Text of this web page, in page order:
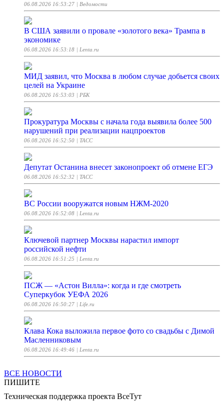
06.08.2026 16:53:27 | Ведомости
В США заявили о провале «золотого века» Трампа в
экономике
06.08.2026 16:53:18 | Lenta.ru
МИД заявил, что Москва в любом случае добьется своих
целей на Украине
06.08.2026 16:53:03 | РБК
Прокуратура Москвы с начала года выявила более 500
нарушений при реализации нацпроектов
06.08.2026 16:52:50 | ТАСС
Депутат Останина внесет законопроект об отмене ЕГЭ
06.08.2026 16:52:32 | ТАСС
ВС России вооружатся новым НЖМ-2020
06.08.2026 16:52:08 | Lenta.ru
Ключевой партнер Москвы нарастил импорт
российской нефти
06.08.2026 16:51:25 | Lenta.ru
ПСЖ — «Астон Вилла»: когда и где смотреть
Суперкубок УЕФА 2026
06.08.2026 16:50:27 | Life.ru
Клава Кока выложила первое фото со свадьбы с Димой
Масленниковым
06.08.2026 16:49:46 | Lenta.ru
Москвичка не забрала чек после покупки и была избита
06.08.2026 16:49:44
ВСЕ НОВОСТИ
ПИШИТЕ
Техническая поддержка проекта ВсеТут